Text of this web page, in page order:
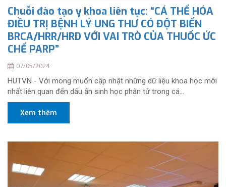
Chuỗi đào tạo y khoa liên tục: “CÁ THỂ HÓA
ĐIỀU TRỊ BỆNH LÝ UNG THƯ CÓ ĐỘT BIẾN
BRCA/HRR/HRD VỚI VAI TRÒ CỦA THUỐC ỨC
CHẾ PARP”
07/05/2024
HUTVN - Với mong muốn cập nhật những dữ liệu khoa học mới
nhất liên quan đến dấu ấn sinh học phân tử trong cá...
Xem thêm